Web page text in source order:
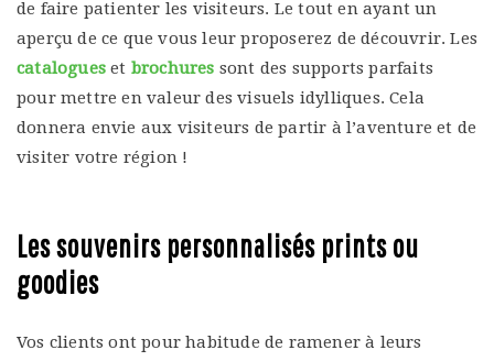
de faire patienter les visiteurs. Le tout en ayant un
aperçu de ce que vous leur proposerez de découvrir. Les
catalogues et brochures sont des supports parfaits
pour mettre en valeur des visuels idylliques. Cela
donnera envie aux visiteurs de partir à l’aventure et de
visiter votre région !
Les souvenirs personnalisés prints ou
goodies
Vos clients ont pour habitude de ramener à leurs